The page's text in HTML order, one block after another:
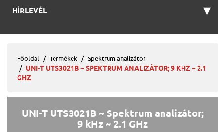
HÍRLEVÉL ▾
Főoldal Termékek Spektrum analizátor
UNI-T UTS3021B ~ SPEKTRUM ANALIZÁTOR; 9 KHZ ~ 2.1
GHZ
UNI-T UTS3021B ~ Spektrum analizátor;
9 kHz ~ 2.1 GHz